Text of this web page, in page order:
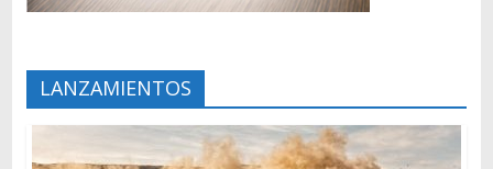
LANZAMIENTOS